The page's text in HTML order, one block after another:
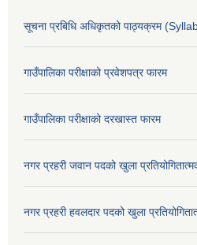
सूचना प्रबिधि अधिकृतको पाठ्यक्रम
गाउँपालिका परीक्षाको प्रवेशपत्र फारम
गाउँपालिका परीक्षाको दरखास्त फारम
नगर प्रहरी जवान पदको खुला
नगर प्रहरी हवलदार पदको खुला